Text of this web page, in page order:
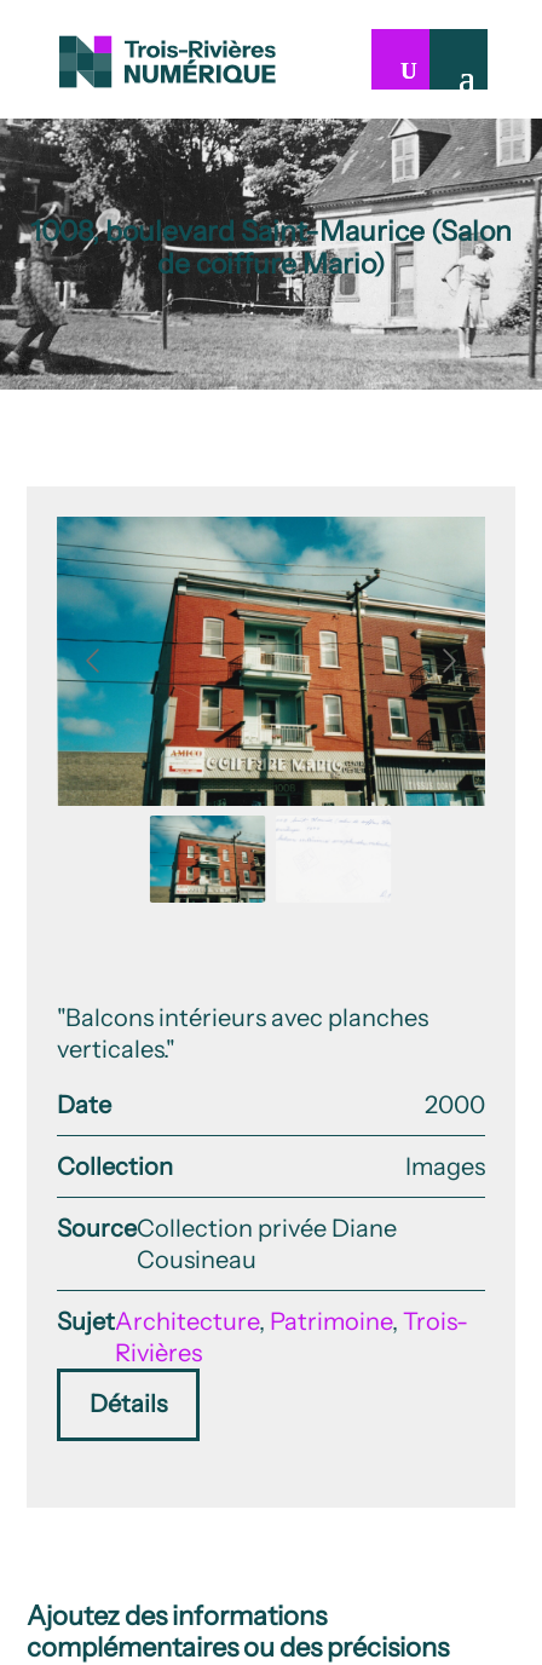
1008, boulevard Saint-Maurice (Salon
de coiffure Mario)
"Balcons intérieurs avec planches
verticales."
Date
2000
Collection Images
SourceCollection privée Diane
Cousineau
SujetArchitecture, Patrimoine,Trois-
Rivières
Détails
Ajoutez des informations
complémentaires ou des précisions